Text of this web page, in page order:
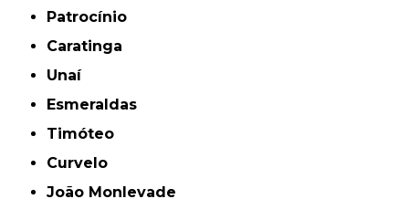
Patrocínio
Caratinga
Unaí
Esmeraldas
Timóteo
Curvelo
João Monlevade